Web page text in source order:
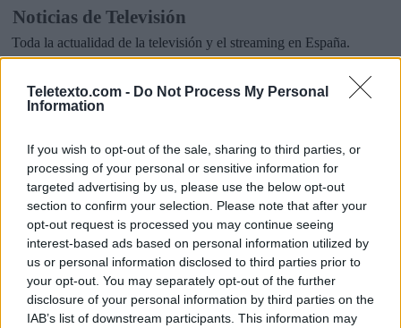
Teletexto.com - Do Not Process My Personal
Information
If you wish to opt-out of the sale, sharing to third parties, or
processing of your personal or sensitive information for
targeted advertising by us, please use the below opt-out
section to confirm your selection. Please note that after your
opt-out request is processed you may continue seeing
interest-based ads based on personal information utilized by
us or personal information disclosed to third parties prior to
your opt-out. You may separately opt-out of the further
disclosure of your personal information by third parties on the
IAB’s list of downstream participants. This information may
Noticias de Televisión
Toda la actualidad de la televisión y el streaming en España.
Ver perfil
@teletextopuntocom Ver perfil